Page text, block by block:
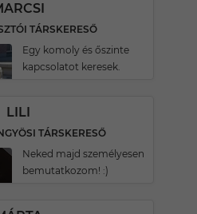
TÁRSKERESŐ
Egy komoly és őszinte
kapcsolatot keresek.
LILI
TÁRSKERESŐ
Neked majd személyesen
bemutatkozom! :)